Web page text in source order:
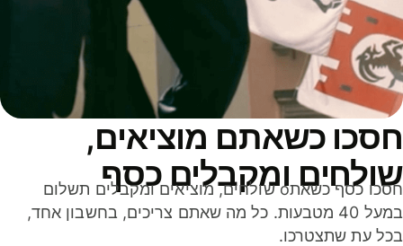
כשאתם מוציאים,
ומקבלים כסף
חסכו כסף כשאתo שולחים, מוציאים ומקבלים תשלום
במעל 40 מטבעות. כל מה שאתם צריכים, בחשבון אחד,
עת שתצטרכו.